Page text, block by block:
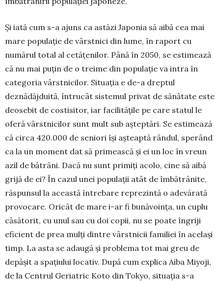
Și iată cum s-a ajuns ca astăzi Japonia să aibă cea mai
mare populație de vârstnici din lume, în raport cu
numărul total al cetățenilor. Până în 2050, se estimează
că nu mai puțin de o treime din popu­lație va intra în
categoria vârstnicilor. Situația e de-a dreptul
deznădăjduită, întrucât sistemul privat de sănătate este
deosebit de costisitor, iar facilitățile pe care statul le
oferă vârstnicilor sunt mult sub aș­teptări. Se estimează
că circa 420.000 de seniori își așteaptă rândul, sperând
ca la un moment dat să primească și ei un loc în vreun
azil de bătrâni. Dacă nu sunt primiți acolo, cine să aibă
grijă de ei? În cazul unei populații atât de îmbătrânite,
răspunsul la această întrebare reprezintă o adevărată
provo­care. Oricât de mare i-ar fi bunăvoința, un cuplu
căsătorit, cu unul sau cu doi copii, nu se poate în­griji
eficient de prea mulți dintre vârstnicii familiei în același
timp. La asta se adaugă și problema tot mai greu de
depășit a spațiului locativ. După cum explica Aiba Miyoji,
de la Centrul Geriatric Koto din Tokyo, situația s-a